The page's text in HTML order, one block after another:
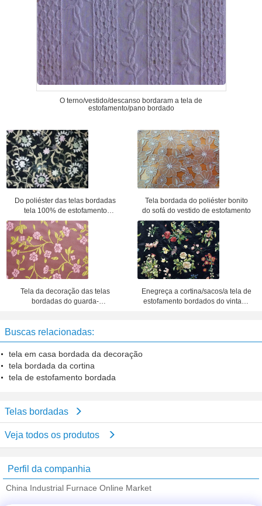
O terno/vestido/descanso bordaram a tela de
estofamento/pano bordado
Do poliéster das telas bordadas
tela 100% de estofamento
contemporânea
Tela bordada do poliéster bonito
do sofá do vestido de estofamento
Tela da decoração das telas
bordadas do guarda-
Enegreça a cortina/sacos/a tela de
estofamento bordados do vintage
Buscas relacionadas:
tela em casa bordada da decoração
tela bordada da cortina
tela de estofamento bordada
Telas bordadas
Veja todos os produtos
Perfil da companhia
China Industrial Furnace Online Market